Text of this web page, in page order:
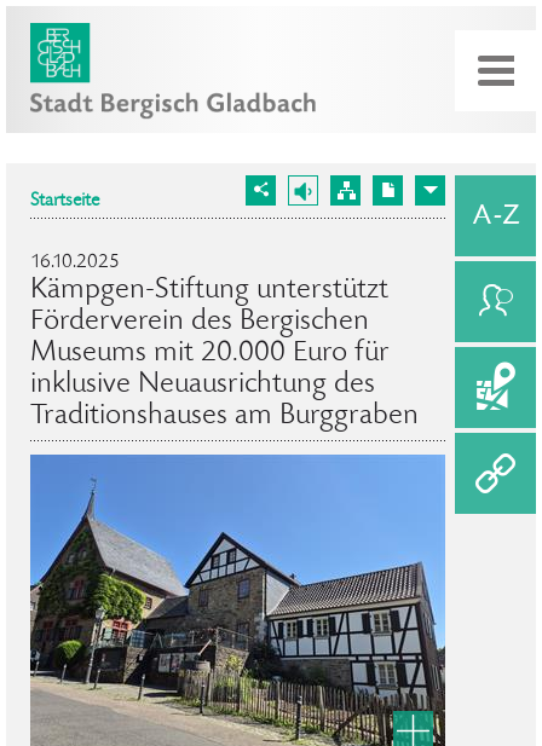
Startseite
16.10.2025
Kämpgen-Stiftung unterstützt
Förderverein des Bergischen
Museums mit 20.000 Euro für
inklusive Neuausrichtung des
Traditionshauses am Burggraben